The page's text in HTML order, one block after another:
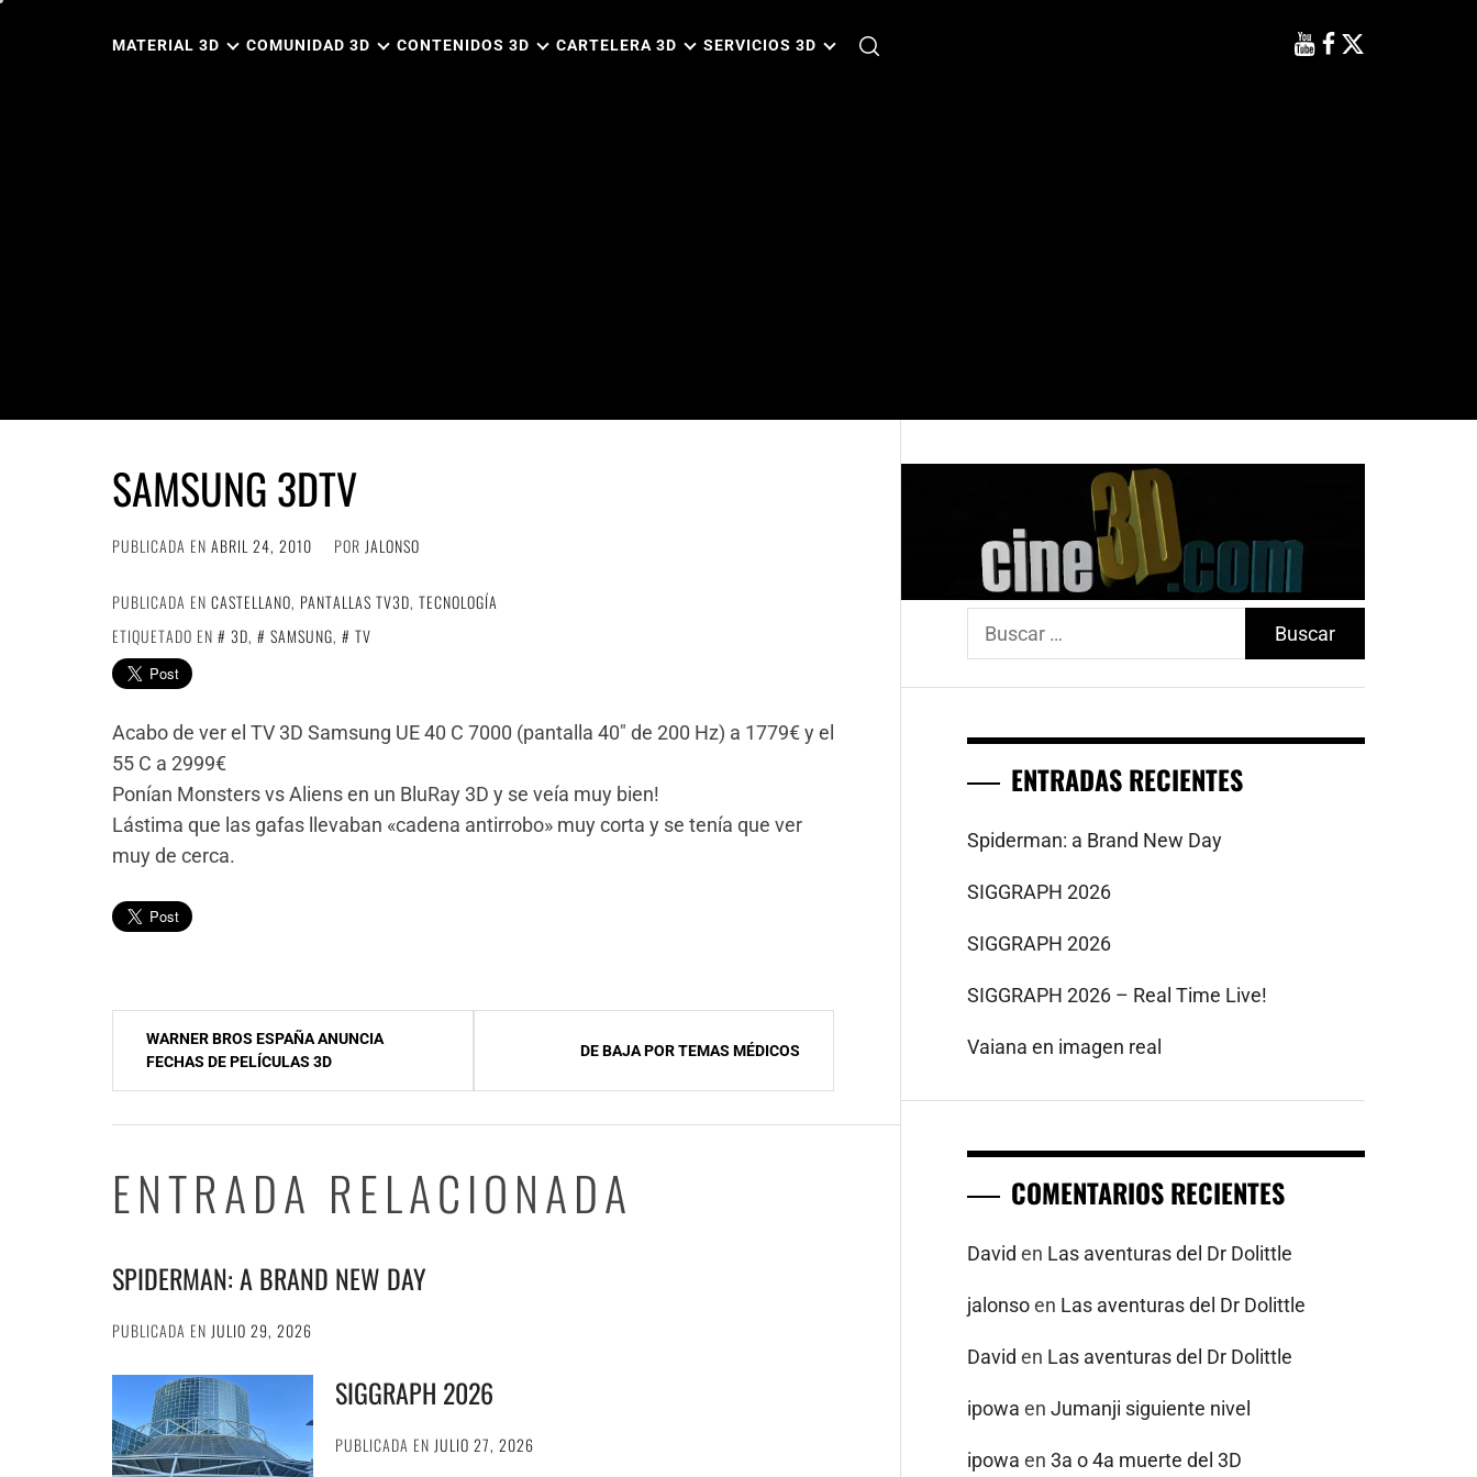
MATERIAL 3D COMUNIDAD 3D CONTENIDOS 3D CARTELERA 3D SERVICIOS 3D
SAMSUNG 3DTV
PUBLICADA EN ABRIL 24, 2010 POR JALONSO
PUBLICADA EN CASTELLANO, PANTALLAS TV3D, TECNOLOGÍA
ETIQUETADO EN
3D, SAMSUNG, TV
Acabo de ver el TV 3D Samsung UE 40 C 7000 (pantalla 40″ de 200 Hz) a 1779€ y el
55 C a 2999€
Ponían Monsters vs Aliens en un BluRay 3D y se veía muy bien!
Lástima que las gafas llevaban «cadena antirrobo» muy corta y se tenía que ver
muy de cerca.
Navegación
entradas
WARNER BROS ESPAÑA ANUNCIA
FECHAS DE PELÍCULAS 3D
DE BAJA POR TEMAS MÉDICOS
ENTRADA RELACIONADA
SPIDERMAN: A BRAND NEW DAY
PUBLICADA EN JULIO 29, 2026
SIGGRAPH 2026
PUBLICADA EN JULIO 27, 2026
Buscar:
ENTRADAS RECIENTES
Spiderman: a Brand New Day
SIGGRAPH 2026
SIGGRAPH 2026
SIGGRAPH 2026 – Real Time Live!
Vaiana en imagen real
COMENTARIOS RECIENTES
David en Las aventuras del Dr Dolittle
jalonsoen Las aventuras del Dr Dolittle
David en Las aventuras del Dr Dolittle
ipowa enJumanji siguiente nivel
ipowa en3a o 4a muerte del 3D